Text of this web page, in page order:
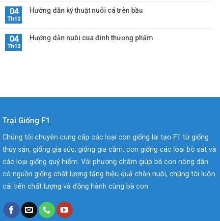
04
Th12
Hướng dẫn kỹ thuật nuôi cá trèn bầu
04
Th12
Hướng dẫn nuôi cua đinh thương phẩm
Trại Giống F1
Chúng tôi chuyên cung cấp các loại con giống lai tạo F1 từ giống
thủy sản, giống gia súc, giống gia cầm, con giống các loại bò sát và
các loại giống quý hiếm. Với phương châm giúp bà con nông dân
có nguồn giống chất lượng tăng hiệu quả chăn nuôi, chúng tôi luôn
cải tiến chất lượng và đồng hành cùng bà con